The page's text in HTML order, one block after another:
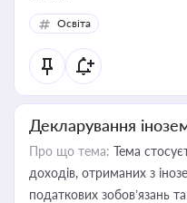
Освіта
Декларування
Про що тема: Тема
доходів, отриманих з
податкових зобов’язань